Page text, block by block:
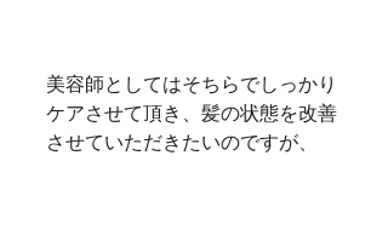
美容師としてはそちらでしっかり
ケアさせて頂き、髪の状態を改善
させていただきたいのですが、